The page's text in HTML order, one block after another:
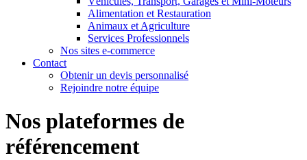
Alimentation et Restauration
Animaux et Agriculture
Services Professionnels
Nos sites e-commerce
Contact
Obtenir un devis personnalisé
Rejoindre notre équipe
Nos plateformes de
référencement